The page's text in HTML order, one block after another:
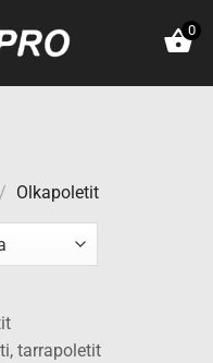
0
/ Olkapoletit
tarrapoletit